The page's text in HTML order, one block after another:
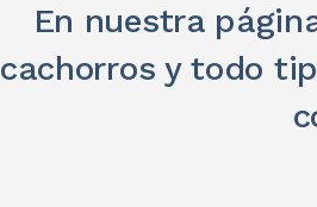
En nuestra
cachorros y todo